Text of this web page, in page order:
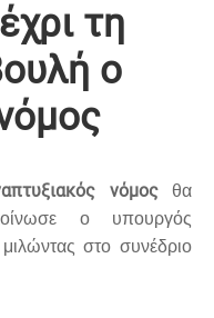
τη
ο
νόμοςθα
ο υπουργός
στο συνέδριο